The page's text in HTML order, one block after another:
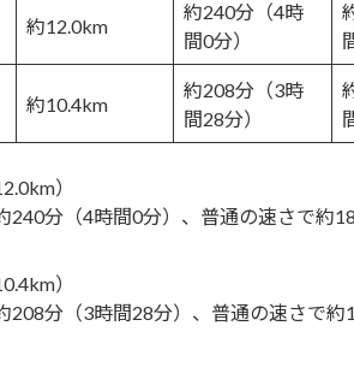
約12.0km
約240分（4時
間0分）
約10.4km
約208分（3時
間28分）
）
240分（4時間0分）、普通の速さで約
）
208分（3時間28分）、普通の速さで